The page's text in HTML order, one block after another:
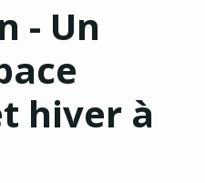
- Un
hiver à